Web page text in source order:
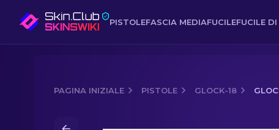
PISTOLEFASCIA MEDIAFUCILEFUCILE DI
PAGINA INIZIALE PISTOLE GLOCK-18